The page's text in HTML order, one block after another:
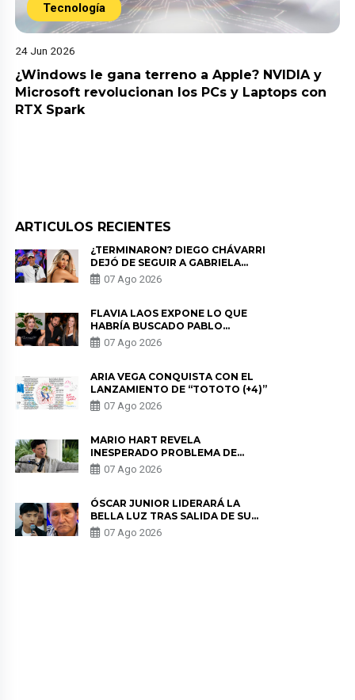
Tecnología
24 Jun 2026
¿Windows le gana terreno a Apple? NVIDIA y
Microsoft revolucionan los PCs y Laptops con
RTX Spark
ARTICULOS RECIENTES
¿TERMINARON? DIEGO CHÁVARRI
DEJÓ DE SEGUIR A GABRIELA
HERRERA Y ANUNCIA SU SALIDA
DE PÓDCAST
07 Ago 2026
FLAVIA LAOS EXPONE LO QUE
HABRÍA BUSCADO PABLO
HEREDIA CON ALE FULLER: “UNA
DE LAS PARTES QUERÍA EL
07 Ago 2026
ARIA VEGA CONQUISTA CON EL
LANZAMIENTO DE “TOTOTO (+4)”
07 Ago 2026
MARIO HART REVELA
INESPERADO PROBLEMA DE
SALUD ANTES DE SEPARARSE DE
KORINA: “ME ENCONTRARON UN
07 Ago 2026
ÓSCAR JUNIOR LIDERARÁ LA
BELLA LUZ TRAS SALIDA DE SU
PADRE POR POLÉMICA CON
NALDY SALDAÑA
07 Ago 2026